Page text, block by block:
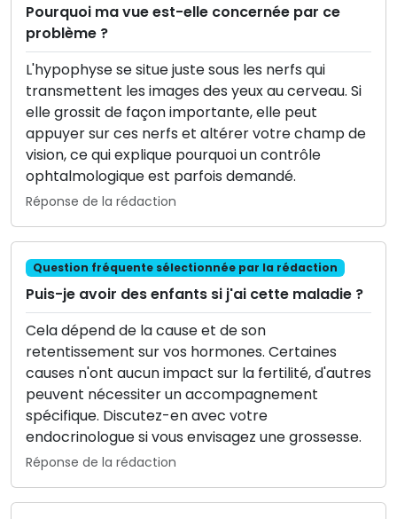
Pourquoi ma vue est-elle concernée par ce
problème ?
L'hypophyse se situe juste sous les nerfs qui
transmettent les images des yeux au cerveau. Si
elle grossit de façon importante, elle peut
appuyer sur ces nerfs et altérer votre champ de
vision, ce qui explique pourquoi un contrôle
ophtalmologique est parfois demandé.
Réponse de la rédaction
Question fréquente sélectionnée par la rédaction
Puis-je avoir des enfants si j'ai cette maladie ?
Cela dépend de la cause et de son
retentissement sur vos hormones. Certaines
causes n'ont aucun impact sur la fertilité, d'autres
peuvent nécessiter un accompagnement
spécifique. Discutez-en avec votre
endocrinologue si vous envisagez une grossesse.
Réponse de la rédaction